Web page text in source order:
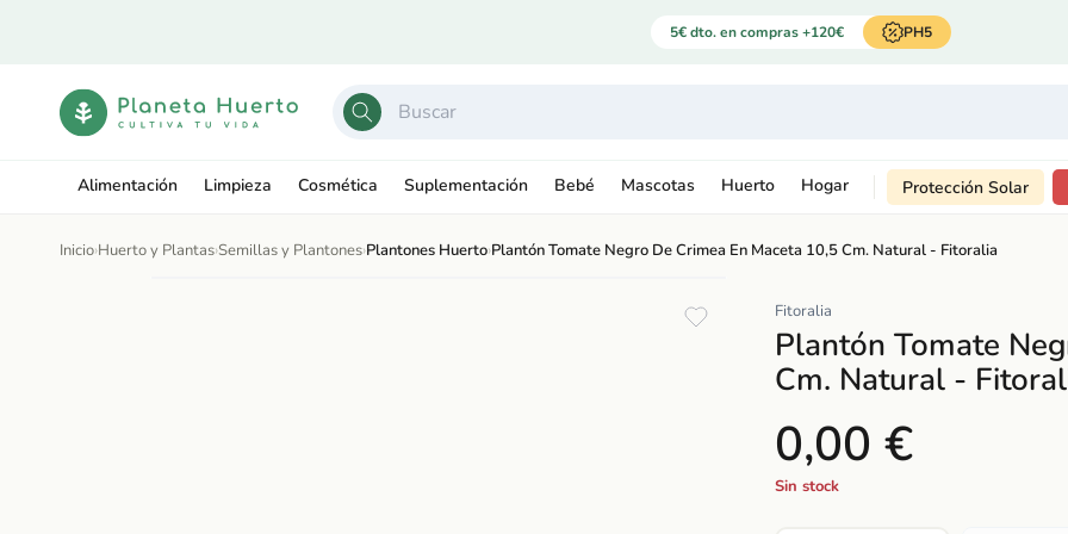
5€ dto. en compras +120€ PH5
Alimentación Limpieza Cosmética Suplementación Bebé Mascotas Huerto Hogar Protección Solar
Inicio›Huerto y Plantas›Semillas y Plantones›Plantones Huerto›Plantón Tomate Negro De Crimea En Maceta 10,5 Cm. Natural - Fitoralia
Ir
Fitoralia
Plantón Tomate
Cm. Natural -
0,00 €
Sin stock